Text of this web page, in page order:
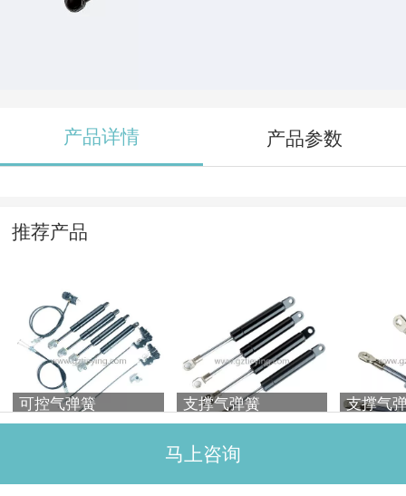
产品详情 产品参数
推荐产品
可控气弹簧 支撑气弹簧 支撑气
马上咨询